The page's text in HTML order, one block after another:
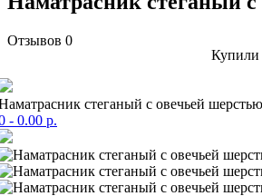
Отзывов 0
Купили
стеганый с овечьей
- 0.00 р.